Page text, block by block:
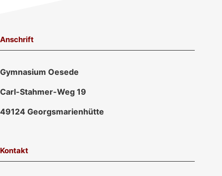
Anschrift
Gymnasium Oesede
Carl-Stahmer-Weg 19
49124 Georgsmarienhütte
Kontakt